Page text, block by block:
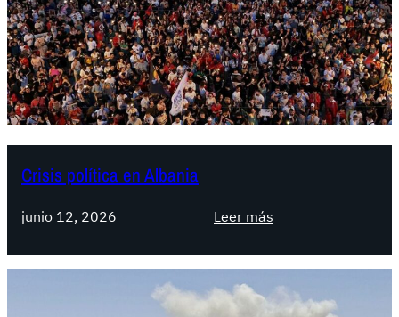
Crisis política en Albania
junio 12, 2026 Leer más
r
s